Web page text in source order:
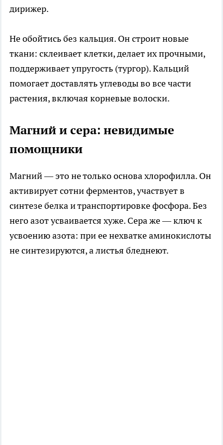
дирижер.
Не обойтись без кальция. Он строит новые
ткани: склеивает клетки, делает их прочными,
поддерживает упругость (тургор). Кальций
помогает доставлять углеводы во все части
растения, включая корневые волоски.
Магний и сера: невидимые
помощники
Магний — это не только основа хлорофилла. Он
активирует сотни ферментов, участвует в
синтезе белка и транспортировке фосфора. Без
него азот усваивается хуже. Сера же — ключ к
усвоению азота: при ее нехватке аминокислоты
не синтезируются, а листья бледнеют.